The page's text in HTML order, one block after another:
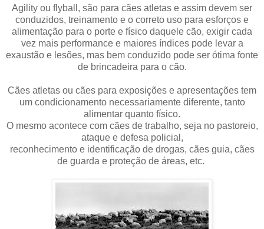
Agility ou flyball, são para cães atletas e assim devem ser
conduzidos, treinamento e o correto uso para esforços e
alimentação para o porte e físico daquele cão, exigir cada
vez mais performance e maiores índices pode levar a
exaustão e lesões, mas bem conduzido pode ser ótima fonte
de brincadeira para o cão.
Cães atletas ou cães para exposições e apresentações tem
um condicionamento necessariamente diferente, tanto
alimentar quanto físico.
O mesmo acontece com cães de trabalho, seja no pastoreio,
ataque e defesa policial,
reconhecimento e identificação de drogas, cães guia, cães
de guarda e proteção de áreas, etc.